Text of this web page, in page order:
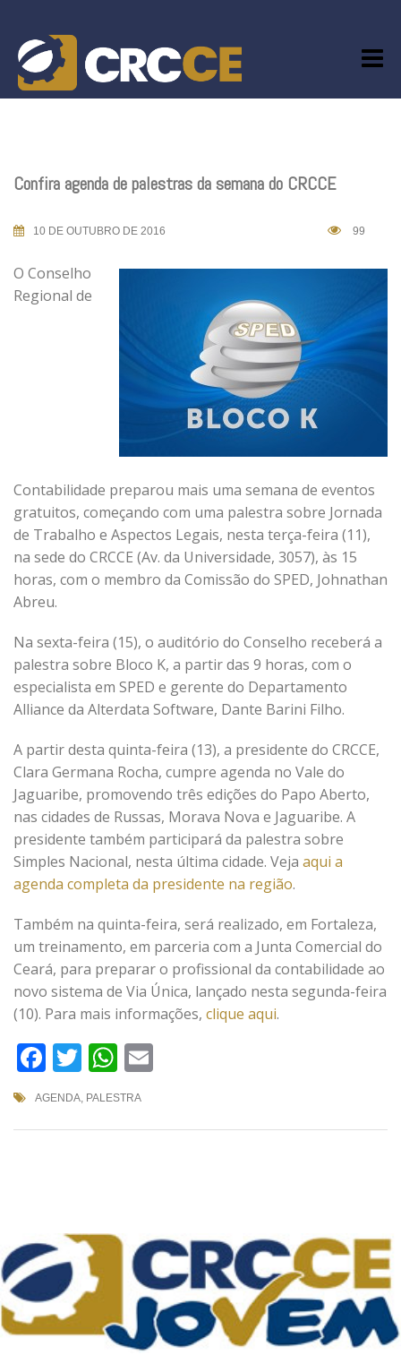
content
Confira agenda de palestras da semana do CRCCE
10 DE OUTUBRO DE 2016 99
O Conselho
Regional de
Contabilidade preparou mais uma semana de eventos
gratuitos, começando com uma palestra sobre Jornada
de Trabalho e Aspectos Legais, nesta terça-feira (11),
na sede do CRCCE (Av. da Universidade, 3057), às 15
horas, com o membro da Comissão do SPED, Johnathan
Abreu.
Na sexta-feira (15), o auditório do Conselho receberá a
palestra sobre Bloco K, a partir das 9 horas, com o
especialista em SPED e gerente do Departamento
Alliance da Alterdata Software, Dante Barini Filho.
A partir desta quinta-feira (13), a presidente do CRCCE,
Clara Germana Rocha, cumpre agenda no Vale do
Jaguaribe, promovendo três edições do Papo Aberto,
nas cidades de Russas, Morava Nova e Jaguaribe. A
presidente também participará da palestra sobre
Simples Nacional, nesta última cidade. Veja aqui a
agenda completa da presidente na região.
Também na quinta-feira, será realizado, em Fortaleza,
um treinamento, em parceria com a Junta Comercial do
Ceará, para preparar o profissional da contabilidade ao
novo sistema de Via Única, lançado nesta segunda-feira
(10). Para mais informações, clique aqui.
Facebook
TwitterWhatsApp
AGENDA, PALESTRA